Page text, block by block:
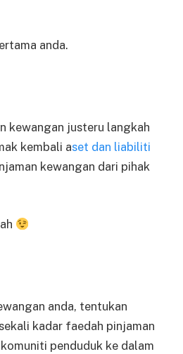
anda.
kewangan justeru langkah
kembali aset dan liabiliti
kewangan dari pihak
anda, tentukan
kadar faedah pinjaman
penduduk ke dalam